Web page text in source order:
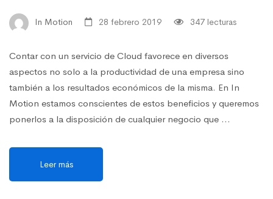
In Motion 28 febrero 2019 347 lecturas
Contar con un servicio de Cloud favorece en diversos
aspectos no solo a la productividad de una empresa sino
también a los resultados económicos de la misma. En In
Motion estamos conscientes de estos beneficios y queremos
ponerlos a la disposición de cualquier negocio que …
Leer más